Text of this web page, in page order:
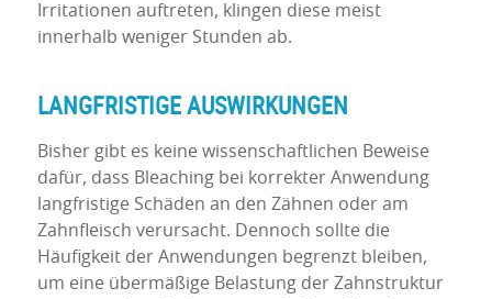
Irritationen auftreten, klingen diese meist
innerhalb weniger Stunden ab.
LANGFRISTIGE AUSWIRKUNGEN
Bisher gibt es keine wissenschaftlichen Beweise
dafür, dass Bleaching bei korrekter Anwendung
langfristige Schäden an den Zähnen oder am
Zahnfleisch verursacht. Dennoch sollte die
Häufigkeit der Anwendungen begrenzt bleiben,
um eine übermäßige Belastung der Zahnstruktur